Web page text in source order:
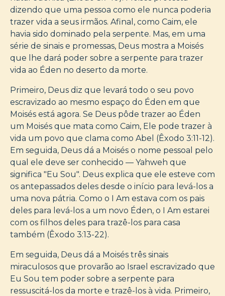
dizendo que uma pessoa como ele nunca poderia
trazer vida a seus irmãos. Afinal, como Caim, ele
havia sido dominado pela serpente. Mas, em uma
série de sinais e promessas, Deus mostra a Moisés
que lhe dará poder sobre a serpente para trazer
vida ao Éden no deserto da morte.
Primeiro, Deus diz que levará todo o seu povo
escravizado ao mesmo espaço do Éden em que
Moisés está agora. Se Deus pôde trazer ao Éden
um Moisés que mata como Caim, Ele pode trazer à
vida um povo que clama como Abel (Êxodo 3:11-12).
Em seguida, Deus dá a Moisés o nome pessoal pelo
qual ele deve ser conhecido — Yahweh que
significa "Eu Sou". Deus explica que ele esteve com
os antepassados deles desde o início para levá-los a
uma nova pátria. Como o I Am estava com os pais
deles para levá-los a um novo Éden, o I Am estarei
com os filhos deles para trazê-los para casa
também (Êxodo 3:13-22).
Em seguida, Deus dá a Moisés três sinais
miraculosos que provarão ao Israel escravizado que
Eu Sou tem poder sobre a serpente para
ressuscitá-los da morte e trazê-los à vida. Primeiro,